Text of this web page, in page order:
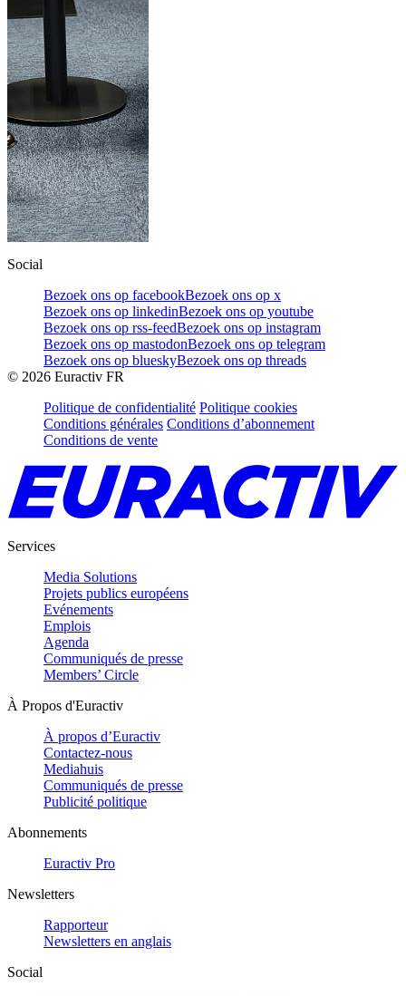
Social
Bezoek ons op facebookBezoek ons op x
Bezoek ons op linkedinBezoek ons op youtube
Bezoek ons op rss-feedBezoek ons op instagram
Bezoek ons op mastodonBezoek ons op telegram
Bezoek ons op blueskyBezoek ons op threads
© 2026 Euractiv FR
Politique de confidentialité Politique cookies
Conditions générales Conditions d’abonnement
Conditions de vente
Services
Media Solutions
Projets publics européens
Evénements
Emplois
Agenda
Communiqués de presse
Members’ Circle
À Propos d'Euractiv
À propos d’Euractiv
Contactez-nous
Mediahuis
Communiqués de presse
Publicité politique
Abonnements
Euractiv Pro
Newsletters
Rapporteur
Newsletters en anglais
Social